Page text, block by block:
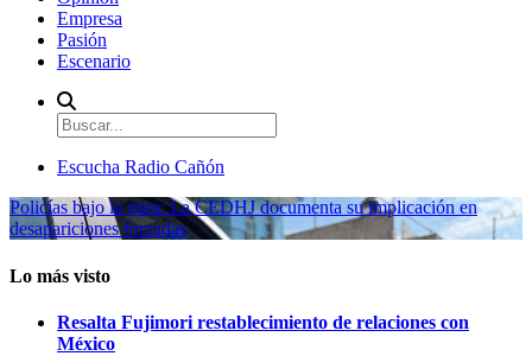
Empresa
Pasión
Escenario
Escucha Radio Cañón
Policías bajo la mira: La CEDHJ documenta su implicación en
desapariciones forzadas
Lo más visto
Resalta Fujimori restablecimiento de relaciones con
México